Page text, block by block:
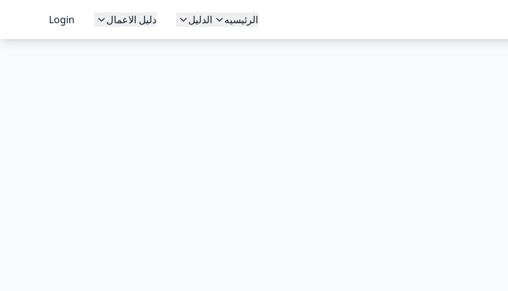
الرئيسيه الدليل دليل الاعمال Login